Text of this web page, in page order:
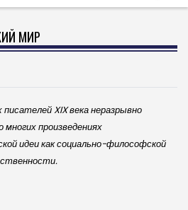
МИР
XIX ве­ка неразрывно
многих произведениях
идеи как социально-философской